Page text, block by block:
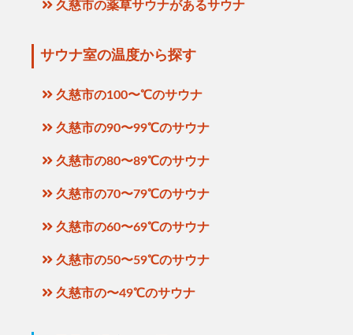
久慈市の薬草サウナがあるサウナ
サウナ室の温度から探す
久慈市の100〜℃のサウナ
久慈市の90〜99℃のサウナ
久慈市の80〜89℃のサウナ
久慈市の70〜79℃のサウナ
久慈市の60〜69℃のサウナ
久慈市の50〜59℃のサウナ
久慈市の〜49℃のサウナ